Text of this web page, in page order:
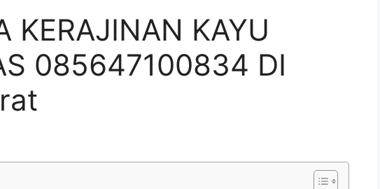
KERAJINAN KAYU
085647100834 DI